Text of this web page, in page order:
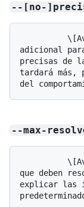
--[no-
adicional
precisas de
tardará más,
--max-
que deben
explicar las